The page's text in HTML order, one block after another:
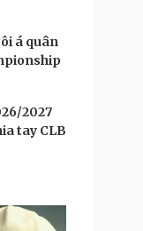
á quân
2027
tay CLB